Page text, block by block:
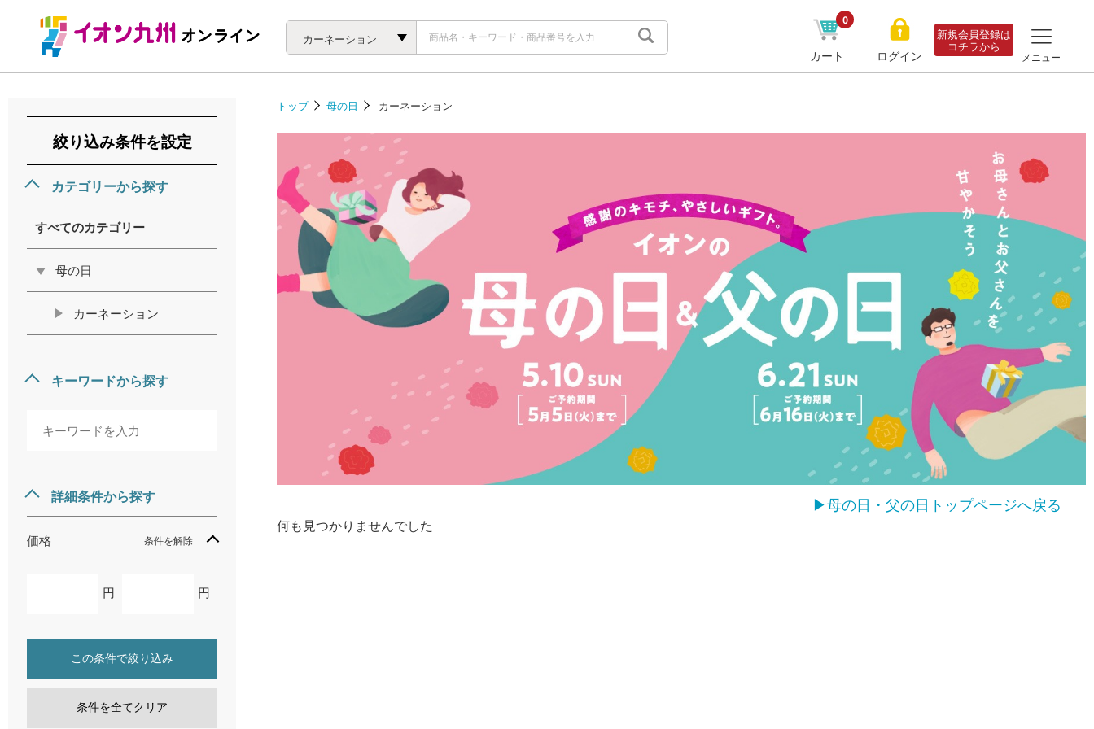
カーネーション
カート
0
ログイン
新規会員登録は
コチラから
メニュー
絞り込み条件を設定
カテゴリーから探す
すべてのカテゴリー
母の日
カーネーション
キーワードから探す
詳細条件から探す
価格 条件を解除
円 円
この条件で絞り込み
条件を全てクリア
トップ 母の日 カーネーション
▶母の日・父の日トップページへ戻る
何も見つかりませんでした